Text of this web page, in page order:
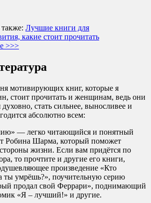
Лучшие книги для
какие стоит прочитать
>>>
мотивирующих книг, которые я
стоит прочитать и женщинам, ведь они
стать сильнее, выносливее и
абсолютно всем:
— легко читающийся и понятный
Робина Шарма, который поможет
жизни. Если вам придётся по
то прочтите и другие его книги,
произведение «Кто
ты умрёшь?», поучительную серию
продал свой Феррари», поднимающий
«Я – лучший!» и другие.